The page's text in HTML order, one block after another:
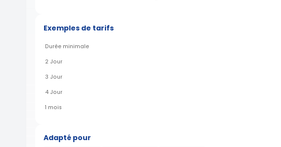
Exemples de tarifs
Durée minimale
2 Jour
3 Jour
4 Jour
1 mois
Adapté pour